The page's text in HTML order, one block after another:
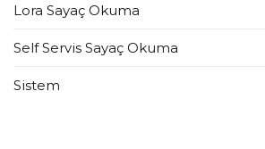
Lora Sayaç Okuma
Self Servis Sayaç Okuma
Sistem